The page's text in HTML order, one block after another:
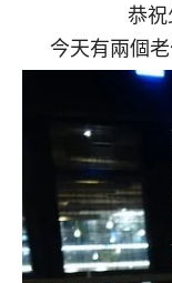
恭祝
今天有兩個